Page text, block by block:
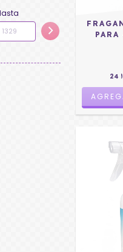
24